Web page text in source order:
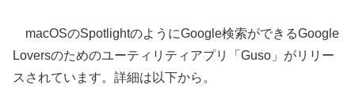
macOSのSpotlightのようにGoogle検索ができるGoogle
Loversのためのユーティリティアプリ「Guso」がリリー
スされています。詳細は以下から。